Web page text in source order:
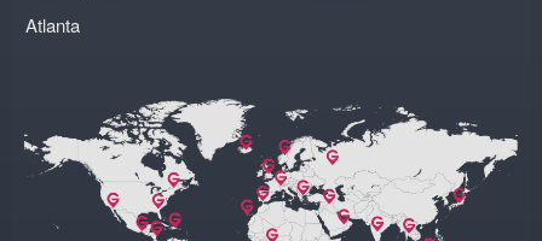
Atlanta